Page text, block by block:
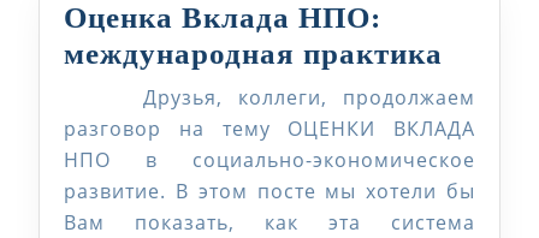
до
успеха»
Оценка Вклада НПО:
международная практика
НПО:
Друзья, коллеги, продолжаем
разговор на тему ОЦЕНКИ ВКЛАДА
НПО в социально-экономическое
развитие. В этом посте мы хотели бы
Вам показать, как эта система